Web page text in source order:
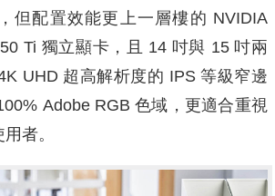
但配置效能更上一層樓的 NVIDIA
Ti 獨立顯卡，且 14 吋與 15 吋兩
UHD 超高解析度的 IPS 等級窄邊
Adobe RGB 色域，更適合重視
者。